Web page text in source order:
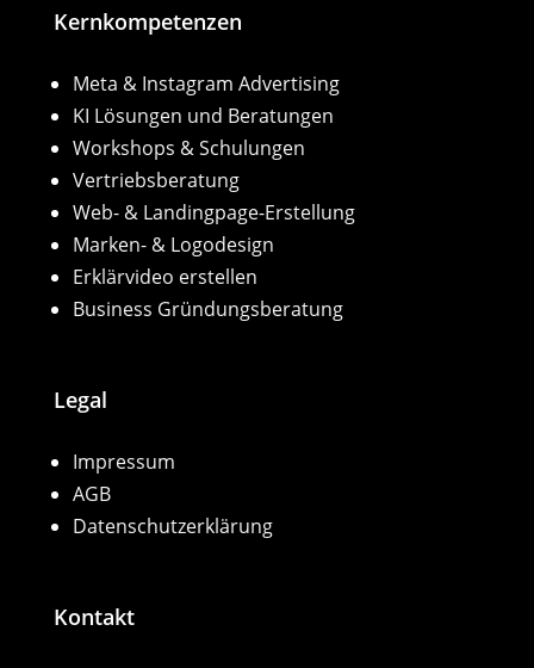
Kernkompetenzen
Meta & Instagram Advertising
KI Lösungen und Beratungen
Workshops & Schulungen
Vertriebsberatung
Web- & Landingpage-Erstellung
Marken- & Logodesign
Erklärvideo erstellen
Business Gründungsberatung
Legal
Impressum
AGB
Datenschutzerklärung
Kontakt